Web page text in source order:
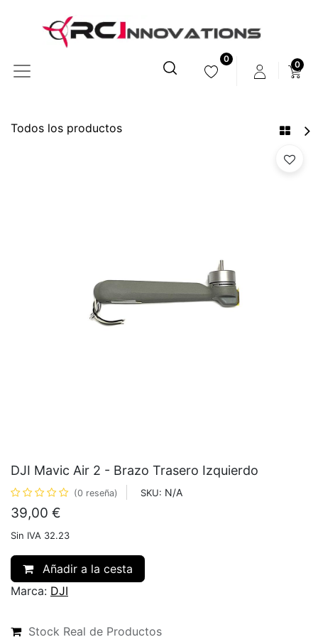
0
0
Todos los productos
DJI Mavic Air 2 - Brazo Trasero Izquierdo
(0 reseña) SKU: N/A
39,00 €
Sin IVA 32.23
Añadir a la cesta
Marca: DJI
Stock Real de Productos